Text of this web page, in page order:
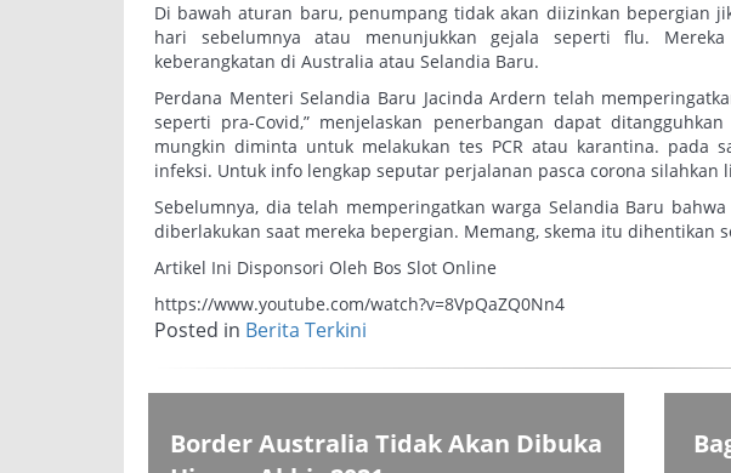
Di bawah aturan baru, penumpang tidak akan diizinkan bepergian
hari sebelumnya atau menunjukkan gejala seperti flu.
keberangkatan di Australia atau Selandia Baru.
Perdana Menteri Selandia Baru Jacinda Ardern telah
seperti pra-Covid,” menjelaskan penerbangan dapat
mungkin diminta untuk melakukan tes PCR atau karantina. pada
infeksi. Untuk info lengkap seputar perjalanan pasca corona silahkan
Sebelumnya, dia telah memperingatkan warga Selandia Baru
diberlakukan saat mereka bepergian. Memang, skema itu dihentikan
Artikel Ini Disponsori Oleh Bos Slot Online
https://www.youtube.com/watch?v=8VpQaZQ0Nn4
Posted in Berita Terkini
Border Australia Tidak Akan Dibuka